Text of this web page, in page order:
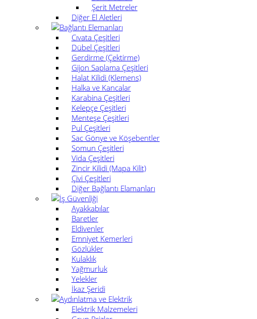
Şerit Metreler
Diğer El Aletleri
Bağlantı Elemanları
Cıvata Çeşitleri
Dübel Çeşitleri
Gerdirme (Çektirme)
Gijon Saplama Çeşitleri
Halat Kilidi (Klemens)
Halka ve Kancalar
Karabina Çeşitleri
Kelepçe Çeşitleri
Menteşe Çeşitleri
Pul Çeşitleri
Sac Gönye ve Köşebentler
Somun Çeşitleri
Vida Çeşitleri
Zincir Kilidi (Mapa Kilit)
Çivi Çeşitleri
Diğer Bağlantı Elamanları
İş Güvenliği
Ayakkabılar
Baretler
Eldivenler
Emniyet Kemerleri
Gözlükler
Kulaklık
Yağmurluk
Yelekler
İkaz Şeridi
Aydınlatma ve Elektrik
Elektrik Malzemeleri